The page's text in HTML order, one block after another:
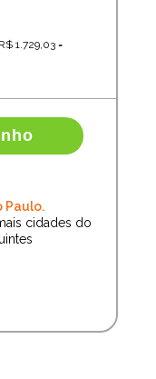
1.729,03=
Paulo.
cidades do